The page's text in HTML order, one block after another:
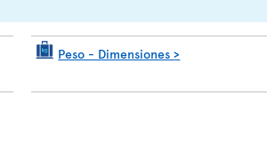
Peso - Dimensiones>